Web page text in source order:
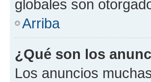
globales son
Arriba
¿Qué son los
Los anuncios